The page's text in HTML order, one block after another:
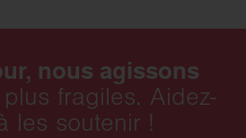
nous agissons
fragiles. Aidez-
les soutenir !